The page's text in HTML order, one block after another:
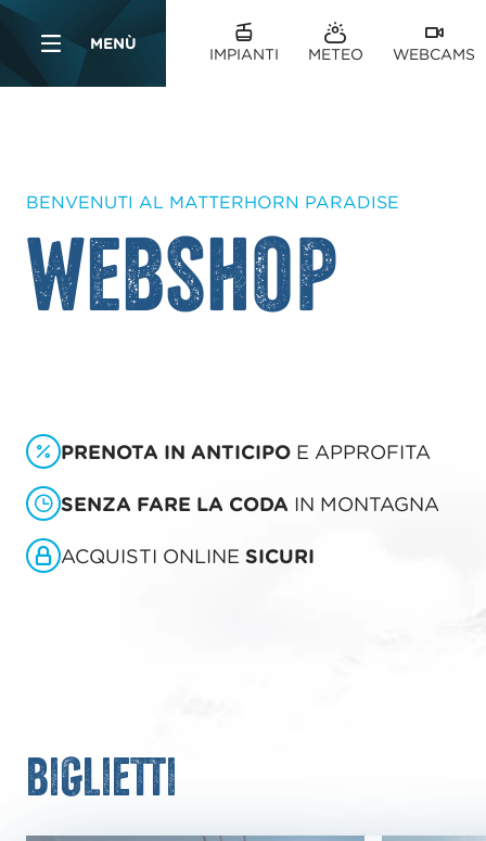
sr.skip-to.main-content
sr.skip-to.table-of-contents
sr.skip-to.main-navigation
Table Of Content
Biglietti
Esperienze
MENÙ
IMPIANTI METEO WEBCAMS
BENVENUTI AL MATTERHORN PARADISE
Webshop
PRENOTA IN ANTICIPO E APPROFITA
SENZA FARE LA CODA IN MONTAGNA
ACQUISTI ONLINE SICURI
Biglietti